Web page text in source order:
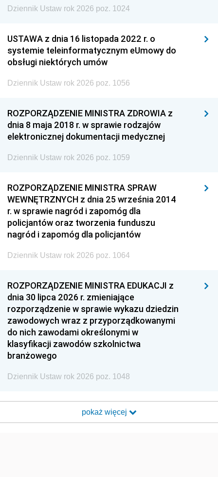
Dziennik Ustaw rok 2026 poz. 1024
USTAWA z dnia 16 listopada 2022 r. o
systemie teleinformatycznym eUmowy do
obsługi niektórych umów
Dziennik Ustaw rok 2026 poz. 1056
ROZPORZĄDZENIE MINISTRA ZDROWIA z
dnia 8 maja 2018 r. w sprawie rodzajów
elektronicznej dokumentacji medycznej
Dziennik Ustaw rok 2026 poz. 1059
ROZPORZĄDZENIE MINISTRA SPRAW
WEWNĘTRZNYCH z dnia 25 września 2014
r. w sprawie nagród i zapomóg dla
policjantów oraz tworzenia funduszu
nagród i zapomóg dla policjantów
Dziennik Ustaw rok 2026 poz. 1064
ROZPORZĄDZENIE MINISTRA EDUKACJI z
dnia 30 lipca 2026 r. zmieniające
rozporządzenie w sprawie wykazu dziedzin
zawodowych wraz z przyporządkowanymi
do nich zawodami określonymi w
klasyfikacji zawodów szkolnictwa
branżowego
Dziennik Ustaw rok 2026 poz. 1048
pokaż więcej